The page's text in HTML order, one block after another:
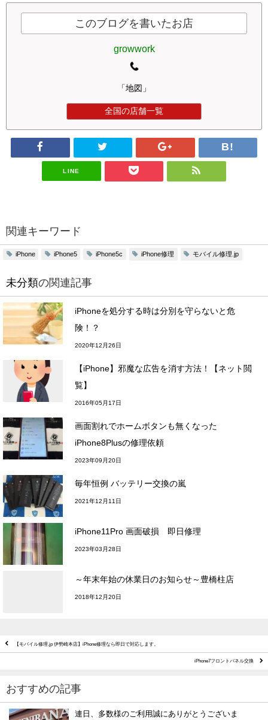
このブログを書いたお店
growwork
「地図」
全国の店舗一覧
LINE
関連キーワード
iPhone iPhone5 iPhone5c iPhone修理 モバイル修理.jp
未分類の関連記事
iPhoneを処分する時は分別を守らないと危
険！？
2020年12月26日
【iPhone】邪魔な広告を消す方法！【ネット閲
覧】
2016年05月17日
画面割れでホームボタンも無くなった
iPhone8Plusの修理依頼
2023年09月20日
毎年恒例 バッテリー交換の嵐
2021年12月11日
iPhone11Pro 画面破損 即日修理
2023年03月28日
～年末年始の休業日のお知らせ～豊橋柱店
2018年12月20日
【モバイル修理.jp 伊勢崎本店】iPhone修理なら即日で対応します。
iPhone7フロントパネル交換
おすすめの記事
連日、多数様のご利用誠にありがとうございま